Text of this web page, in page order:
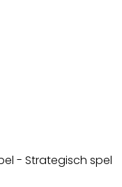
- Strategisch spel